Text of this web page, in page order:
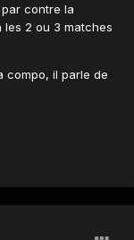
contre la
les 2 ou 3 matches
compo, il parle de